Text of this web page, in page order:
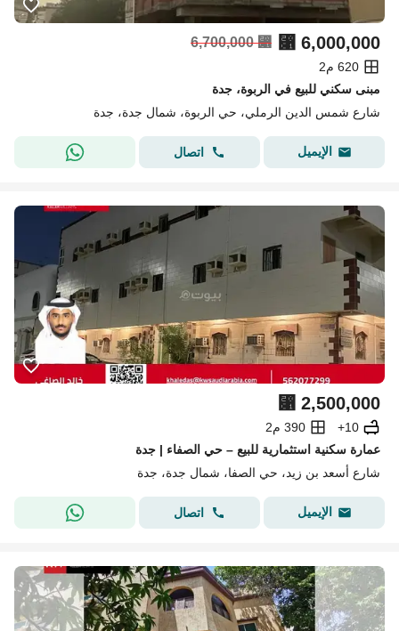
⃁ 6,000,000
⃁
6,700,000
620 م2
مبنى سكني للبيع في الربوة، جدة
شارع شمس الدين الرملي، حي الربوة، شمال جدة، جدة
الإيميل اتصال
⃁ 2,500,000
10+
390 م2
عمارة سكنية استثمارية للبيع – حي الصفاء | جدة
شارع أسعد بن زيد، حي الصفا، شمال جدة، جدة
الإيميل اتصال